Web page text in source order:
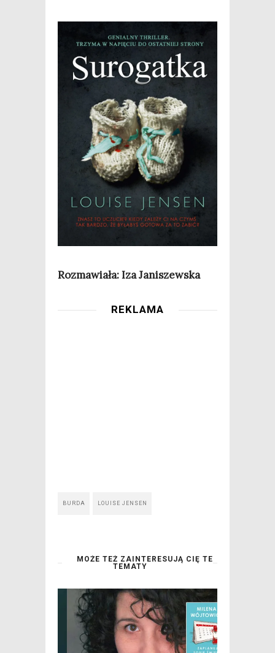
Roz­ma­wia­ła: Iza Janiszewska
REKLAMA
BURDA LOUISE JENSEN
MOŻE TEŻ ZAINTERESUJĄ CIĘ TE
TEMATY